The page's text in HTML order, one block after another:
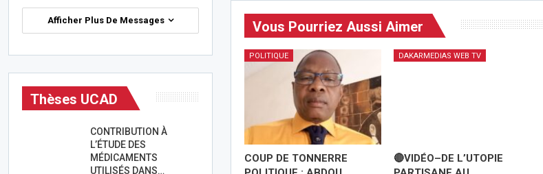
Vous Pourriez Aussi Aimer
POLITIQUE
COUP DE TONNERRE
DAKARMEDIAS WEB TV
🔴VIDÉO–DE L’UTOPIE
Afficher Plus De Messages
Thèses UCAD
CONTRIBUTION À
L’ÉTUDE DES
MÉDICAMENTS
UTILISÉS DANS…